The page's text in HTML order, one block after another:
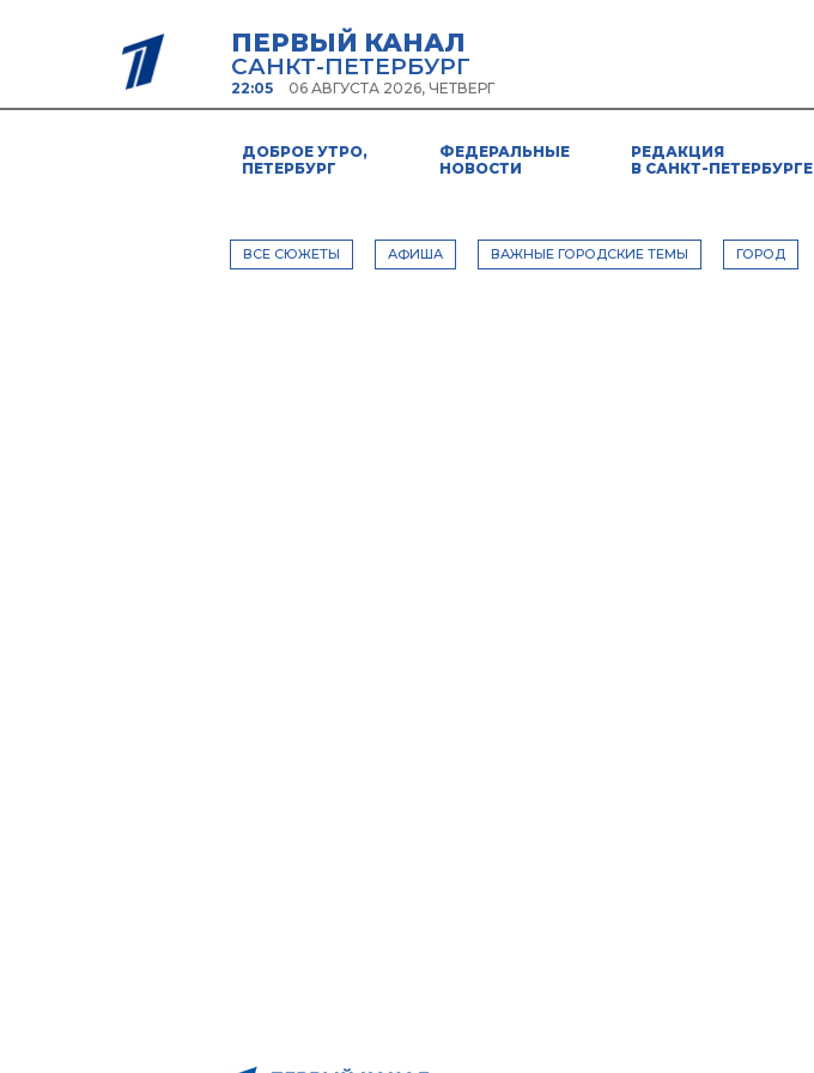
ПЕРВЫЙ КАНАЛ
САНКТ-ПЕТЕРБУРГ
22:05 06 АВГУСТА 2026, ЧЕТВЕРГ
ДОБРОЕ УТРО,
ПЕТЕРБУРГ
ФЕДЕРАЛЬНЫЕ
НОВОСТИ
РЕДАКЦИЯ
В САНКТ-ПЕТЕРБУРГЕ
ВСЕ СЮЖЕТЫ АФИША ВАЖНЫЕ ГОРОДСКИЕ ТЕМЫ ГОРОД